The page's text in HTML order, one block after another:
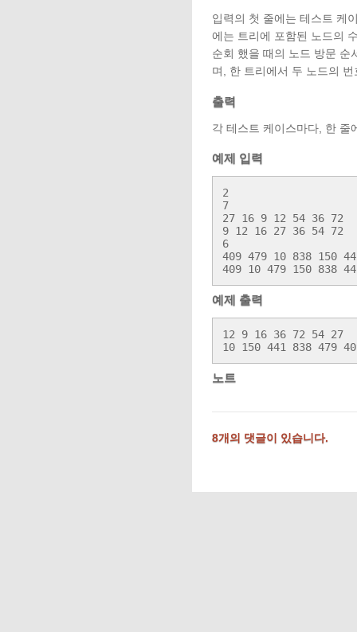
입력의 첫 줄에는 테스트 케
에는 트리에 포함된 노드의
순회 했을 때의 노드 방문 순
며, 한 트리에서 두 노드의
출력
각 테스트 케이스마다, 한 줄
예제 입력
2
7
27 16 9 12 54 36 72
9 12 16 27 36 54 72
6
409 479 10 838 150
409 10 479 150 838
예제 출력
12 9 16 36 72 54 27
10 150 441 838 479
노트
8개의 댓글이 있습니다.